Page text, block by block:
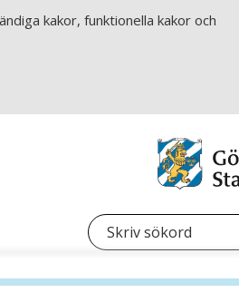
kakor, funktionella kakor och